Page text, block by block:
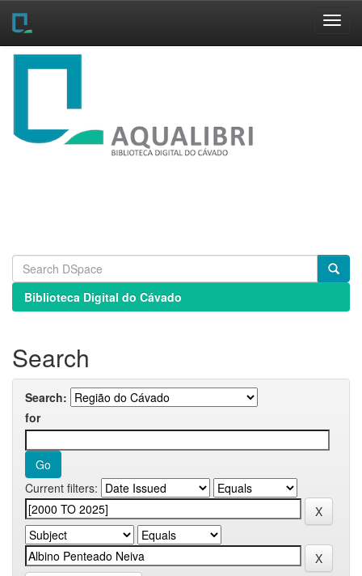
Skip
Biblioteca Digital do Cávado
Search
Search:
for
Current filters: